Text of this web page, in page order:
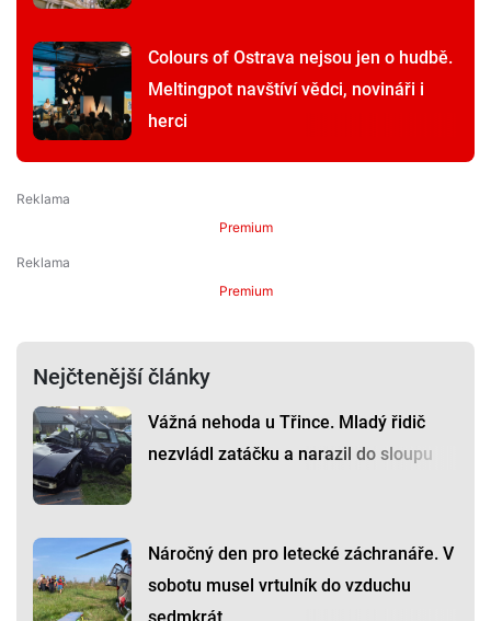
Colours of Ostrava nejsou jen o hudbě.
Meltingpot navštíví vědci, novináři i
herci
Premium
Premium
Nejčtenější články
Vážná nehoda u Třince. Mladý řidič
nezvládl zatáčku a narazil do sloupu
Náročný den pro letecké záchranáře. V
sobotu musel vrtulník do vzduchu